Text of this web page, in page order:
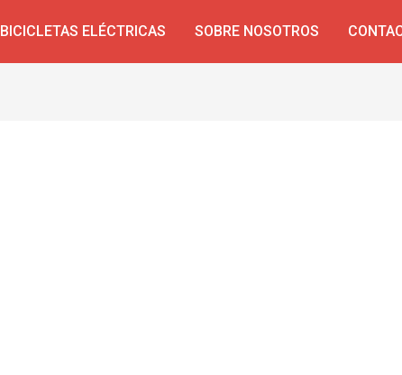
BICICLETAS ELÉCTRICAS SOBRE NOSOTROS